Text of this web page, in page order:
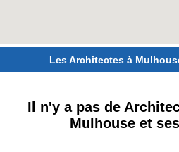
Les Architectes à
Il n'y a pas de
Mulhouse et